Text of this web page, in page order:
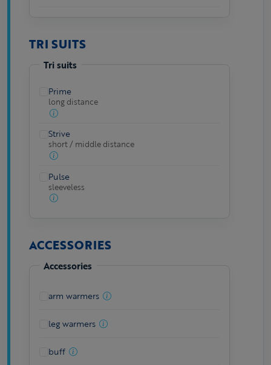
TRI SUITS
Tri suits
Prime
long distance
Strive
short / middle distance
Pulse
sleeveless
ACCESSORIES
Accessories
arm warmers
leg warmers
buff